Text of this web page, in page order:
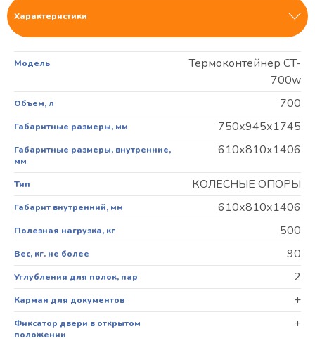
Характеристики
Модель
Термоконтейнер CT-
700w
Объем, л 700
Габаритные размеры, мм 750х945х1745
Габаритные размеры, внутренние,
мм
610х810х1406
Тип КОЛЕСНЫЕ ОПОРЫ
Габарит внутренний, мм 610х810х1406
Полезная нагрузка, кг 500
Вес, кг. не более 90
Углубления для полок, пар 2
Карман для документов +
Фиксатор двери в открытом
положении
+